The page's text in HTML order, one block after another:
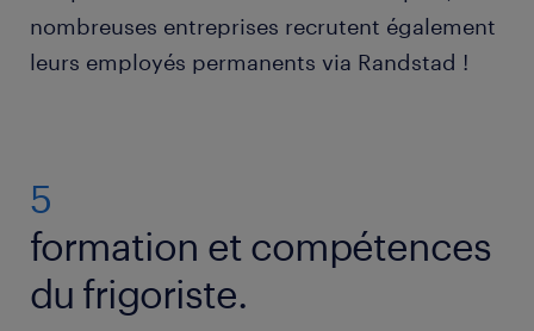
vous détectez et identifiez les pannes ou les
dysfonctionnements. Puis vous déterminez les
opérations à effectuer pour les réparations,
aucune rupture dans la chaîne du froid. Vous
intervenez régulièrement pour vérifier et
entretenir les équipements et anticiper les
pannes si une maintenance préventive est
nombreuses entreprises recrutent également
leurs employés permanents via Randstad !
5
formation et compétences
du frigoriste.